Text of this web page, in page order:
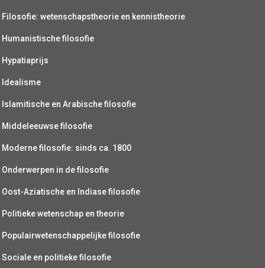
Filosofie: wetenschapstheorie en kennistheorie
Humanistische filosofie
Hypatiaprijs
Idealisme
Islamitische en Arabische filosofie
Middeleeuwse filosofie
Moderne filosofie: sinds ca. 1800
Onderwerpen in de filosofie
Oost-Aziatische en Indiase filosofie
Politieke wetenschap en theorie
Populairwetenschappelijke filosofie
Sociale en politieke filosofie